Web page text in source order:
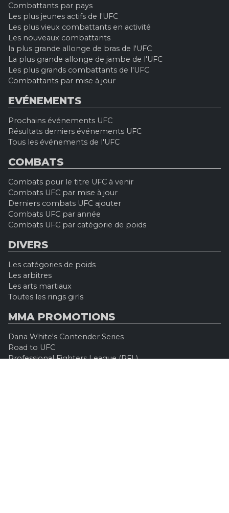
Combattants par pays
Les plus jeunes actifs de l'UFC
Les plus vieux combattants en activité
Les nouveaux combattants
la plus grande allonge de bras de l'UFC
La plus grande allonge de jambe de l'UFC
Les plus grands combattants de l'UFC
Combattants par mise à jour
EVÉNEMENTS
Prochains événements UFC
Résultats derniers événements UFC
Tous les événements de l'UFC
COMBATS
Combats pour le titre UFC à venir
Combats UFC par mise à jour
Derniers combats UFC ajouter
Combats UFC par année
Combats UFC par catégorie de poids
DIVERS
Les catégories de poids
Les arbitres
Les arts martiaux
Toutes les rings girls
MMA PROMOTIONS
Dana White's Contender Series
Road to UFC
Professional Fighters League (PFL)